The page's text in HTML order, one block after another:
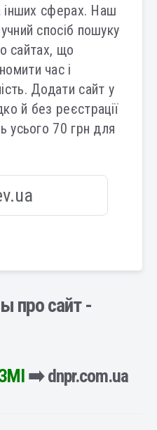
інших сферах. Наш
спосіб пошуку
сайтах, що
час і
Додати сайт у
й без реєстрації
усього 70 грн для
про сайт -
➡️ dnpr.com.ua